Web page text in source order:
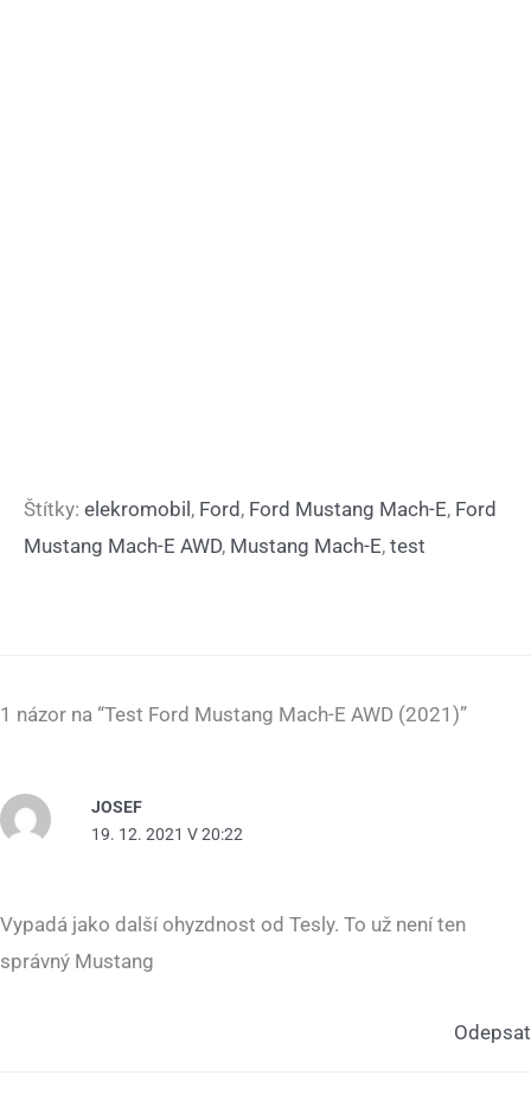
Štítky: elekromobil, Ford, Ford Mustang Mach-E, Ford
Mustang Mach-E AWD, Mustang Mach-E, test
1 názor na “Test Ford Mustang Mach-E AWD (2021)”
JOSEF
19. 12. 2021 V 20:22
Vypadá jako další ohyzdnost od Tesly. To už není ten
správný Mustang
Odepsat